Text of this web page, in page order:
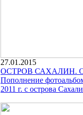
27.01.2015
ОСТРОВ САХАЛИН.
Пополнение
2011 г. с острова